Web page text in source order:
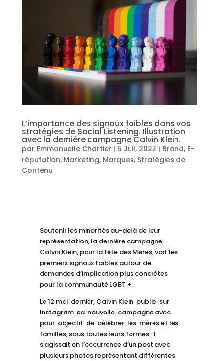
L’importance des signaux faibles dans vos
stratégies de Social Listening. Illustration
avec la dernière campagne Calvin Klein.
par Emmanuelle Chartier | 5 Juil, 2022 | Brand, E-
réputation, Marketing, Marques, Stratégies de
Contenu
Soutenir les minorités au-delà de leur
représentation, la dernière campagne
Calvin Klein, pour la fête des Mères, voit les
premiers signaux faibles autour de
demandes d’implication plus concrètes
pour la communauté LGBT +.
Le 12 mai dernier, Calvin Klein publie sur
Instagram sa nouvelle campagne avec
pour objectif de célébrer les mères et les
familles, sous toutes leurs formes. Il
s’agissait en l’occurrence d’un post avec
plusieurs photos représentant différentes